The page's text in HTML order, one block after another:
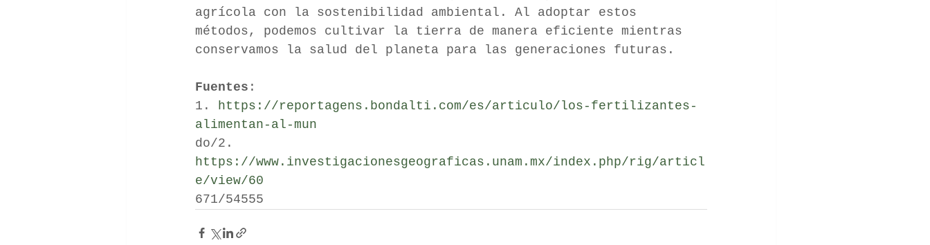
agrícola con la sostenibilidad ambiental. Al adoptar estos
métodos, podemos cultivar la tierra de manera eficiente mientras
conservamos la salud del planeta para las generaciones futuras.
Fuentes :
1. https://reportagens.bondalti.com/es/articulo/los-fertilizantes-
alimentan-al-mun
do/2.
https://www.investigacionesgeograficas.unam.mx/index.php/rig/articl
e/view/60
671/54555